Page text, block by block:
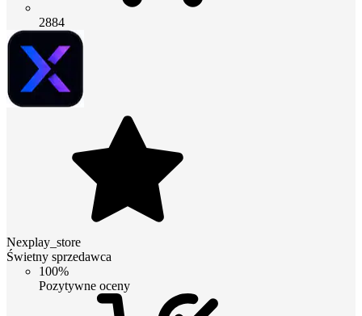
2884
Nexplay_store
Świetny sprzedawca
100%
Pozytywne oceny